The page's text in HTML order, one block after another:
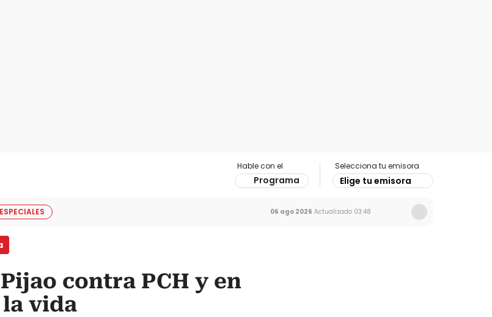
Hable con el
Programa
Selecciona tu emisora
Elige tu emisora
ESPECIALES 06 ago 2026 Actualizado 03:48
contra PCH y en
vida